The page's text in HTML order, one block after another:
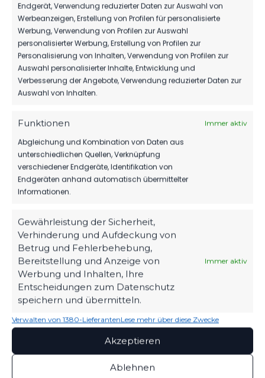
Endgerät, Verwendung reduzierter Daten zur Auswahl von
Werbeanzeigen, Erstellung von Profilen für personalisierte
Werbung, Verwendung von Profilen zur Auswahl
personalisierter Werbung, Erstellung von Profilen zur
Personalisierung von Inhalten, Verwendung von Profilen zur
Auswahl personalisierter Inhalte, Entwicklung und
Verbesserung der Angebote, Verwendung reduzierter Daten zur
Auswahl von Inhalten.
Funktionen Immer aktiv
Abgleichung und Kombination von Daten aus
unterschiedlichen Quellen, Verknüpfung
verschiedener Endgeräte, Identifikation von
Endgeräten anhand automatisch übermittelter
Informationen.
Gewährleistung der Sicherheit,
Verhinderung und Aufdeckung von
Betrug und Fehlerbehebung,
Bereitstellung und Anzeige von
Werbung und Inhalten, Ihre
Entscheidungen zum Datenschutz
speichern und übermitteln.
Immer aktiv
Verwalten von 1380-LieferantenLese mehr über diese Zwecke
Akzeptieren
Ablehnen
OFFIZIELLE VEREINSSEITE
DEIN HEIMSPIEL. DEIN FSV.
Tickets, Spielplan, News und Vereinsinfos – alles
TICKETS
Eintrittspreise & Spieltag
SPIELPLAN
Nächste Partien ansehen